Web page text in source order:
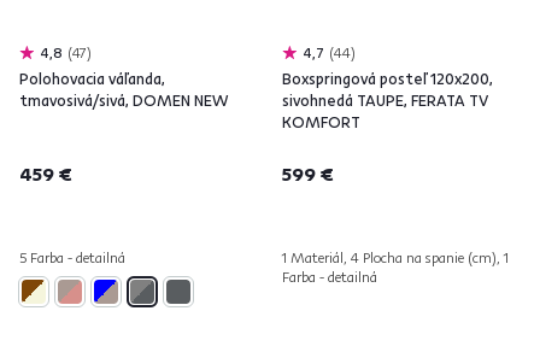
4,8 47
Polohovacia váľanda,
tmavosivá/sivá, DOMEN NEW
459 €
5 Farba - detailná
4,7 44
Boxspringová posteľ 120x200,
sivohnedá TAUPE, FERATA TV
KOMFORT
599 €
1 Materiál, 4 Plocha na spanie (cm), 1
Farba - detailná